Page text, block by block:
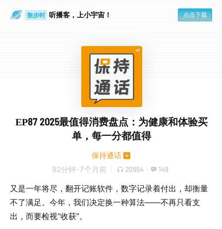
散步时 听播客，上小宇宙！ 点击下载
EP87 2025最值得消费盘点：为健康和体验买
单，每一分都值得
保持通话
92分钟 · 7个月前 20954 · 149
又是一年将尽，翻开记账软件，数字记录着付出，却衡量
不了满足。今年，我们决定换一种算法——不再只看支
出，而要检视“收获”。